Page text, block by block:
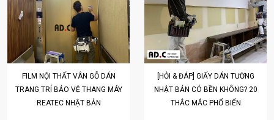
FILM NỘI THẤT VÂN GỖ DÁN
TRANG TRÍ BẢO VỆ THANG MÁY
REATEC NHẬT BẢN
[HỎI & ĐÁP] GIẤY DÁN TƯỜNG
NHẬT BẢN CÓ BỀN KHÔNG? 20
THẮC MẮC PHỔ BIẾN